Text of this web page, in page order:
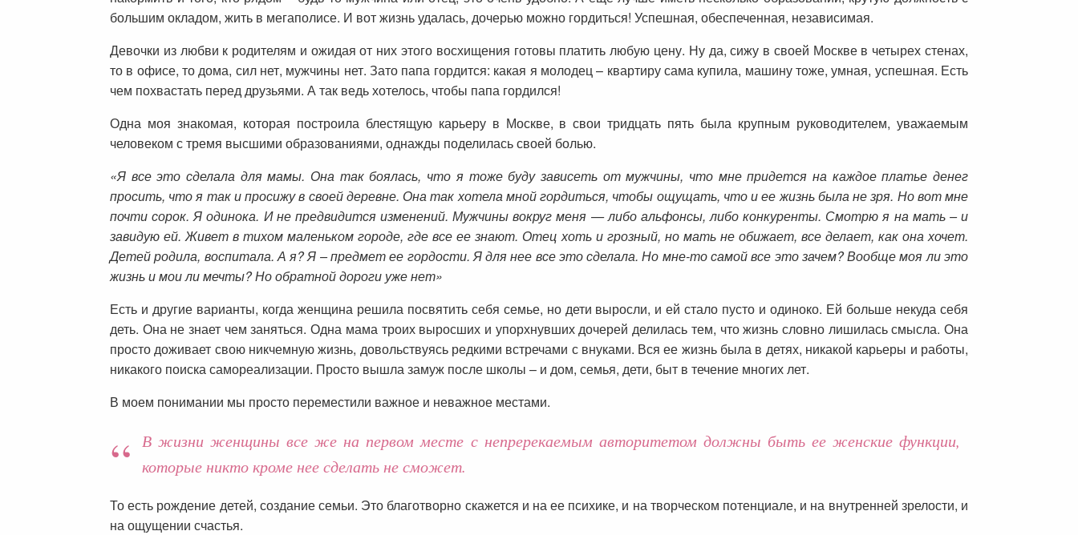
большим окладом, жить в мегаполисе. И вот жизнь удалась, дочерью можно гордиться! Успешная, обеспеченная, независимая.
Девочки из любви к родителям и ожидая от них этого восхищения готовы платить любую цену. Ну да, сижу в своей Москве в четырех стенах,
то в офисе, то дома, сил нет, мужчины нет. Зато папа гордится: какая я молодец – квартиру сама купила, машину тоже, умная, успешная. Есть
чем похвастать перед друзьями. А так ведь хотелось, чтобы папа гордился!
Одна моя знакомая, которая построила блестящую карьеру в Москве, в свои тридцать пять была крупным руководителем, уважаемым
человеком с тремя высшими образованиями, однажды поделилась своей болью.
«Я все это сделала для мамы. Она так боялась, что я тоже буду зависеть от мужчины, что мне придется на каждое платье денег
просить, что я так и просижу в своей деревне. Она так хотела мной гордиться, чтобы ощущать, что и ее жизнь была не зря. Но вот мне
почти сорок. Я одинока. И не предвидится изменений. Мужчины вокруг меня — либо альфонсы, либо конкуренты. Смотрю я на мать – и
завидую ей. Живет в тихом маленьком городе, где все ее знают. Отец хоть и грозный, но мать не обижает, все делает, как она хочет.
Детей родила, воспитала. А я? Я – предмет ее гордости. Я для нее все это сделала. Но мне-то самой все это зачем? Вообще моя ли это
жизнь и мои ли мечты? Но обратной дороги уже нет»
Есть и другие варианты, когда женщина решила посвятить себя семье, но дети выросли, и ей стало пусто и одиноко. Ей больше некуда себя
деть. Она не знает чем заняться. Одна мама троих выросших и упорхнувших дочерей делилась тем, что жизнь словно лишилась смысла. Она
просто доживает свою никчемную жизнь, довольствуясь редкими встречами с внуками. Вся ее жизнь была в детях, никакой карьеры и работы,
никакого поиска самореализации. Просто вышла замуж после школы – и дом, семья, дети, быт в течение многих лет.
В моем понимании мы просто переместили важное и неважное местами.
В жизни женщины все же на первом месте с непререкаемым авторитетом должны быть ее женские функции,
которые никто кроме нее сделать не сможет.
То есть рождение детей, создание семьи. Это благотворно скажется и на ее психике, и на творческом потенциале, и на внутренней зрелости, и
на ощущении счастья.